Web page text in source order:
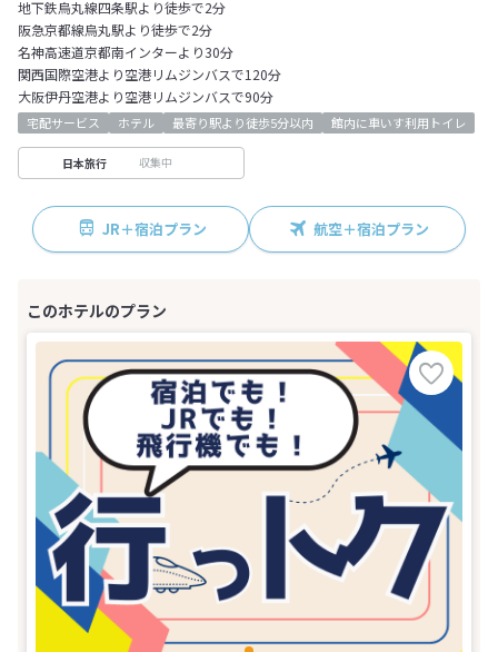
地下鉄烏丸線四条駅より徒歩で2分
阪急京都線烏丸駅より徒歩で2分
名神高速道京都南インターより30分
関西国際空港より空港リムジンバスで120分
大阪伊丹空港より空港リムジンバスで90分
宅配サービス ホテル 最寄り駅より徒歩5分以内 館内に車いす利用トイレ
日本旅行 収集中
JR＋宿泊プラン 航空＋宿泊プラン